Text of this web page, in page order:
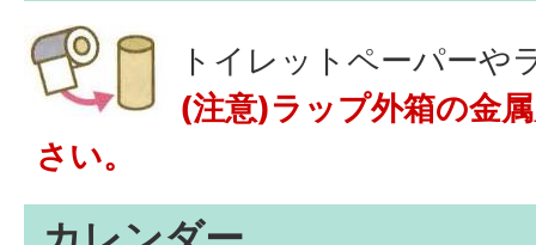
トイレットペーパーや
(注意)ラップ外箱の金
さい。